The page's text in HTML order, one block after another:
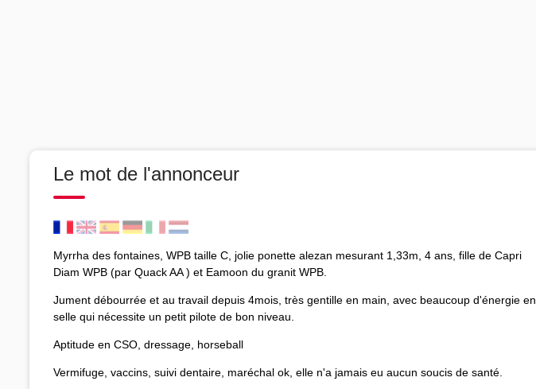
Le mot de l'annonceur
Myrrha des fontaines, WPB taille C, jolie ponette alezan mesurant 1,33m, 4 ans, fille de Capri
Diam WPB (par Quack AA ) et Eamoon du granit WPB.
Jument débourrée et au travail depuis 4mois, très gentille en main, avec beaucoup d'énergie en
selle qui nécessite un petit pilote de bon niveau.
Aptitude en CSO, dressage, horseball
Vermifuge, vaccins, suivi dentaire, maréchal ok, elle n'a jamais eu aucun soucis de santé.